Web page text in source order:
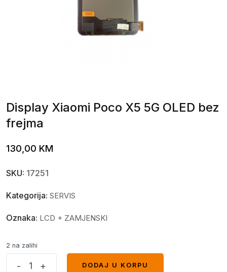
Display Xiaomi Poco X5 5G OLED bez
frejma
130,00 KM
SKU: 17251
Kategorija: SERVIS
Oznaka: LCD + ZAMJENSKI
2 na zalihi
- +
DODAJ U KORPU